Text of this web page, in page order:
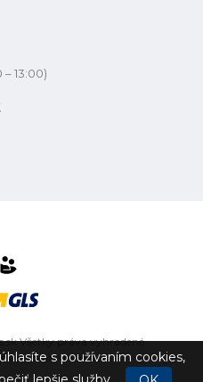
– 13:00)
Všetky práva vyhradené
vibration.sk
s používaním cookies,